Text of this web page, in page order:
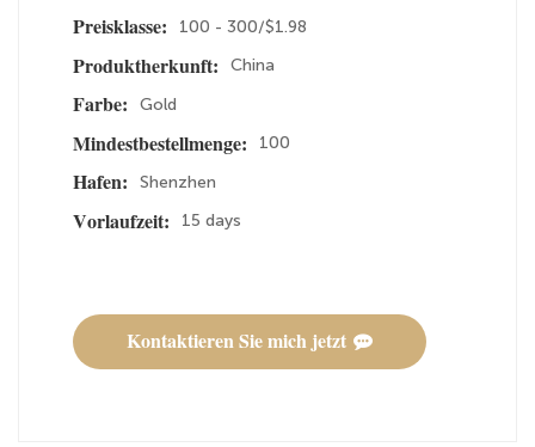
Preisklasse:
100 - 300/$1.98
Produktherkunft:
China
Farbe:
Gold
Mindestbestellmenge:
100
Hafen:
Shenzhen
Vorlaufzeit:
15 days
Kontaktieren Sie mich jetzt